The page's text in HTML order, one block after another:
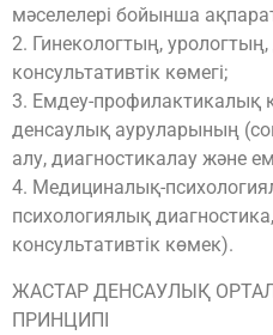
мәселелері бойынша
2. Гинекологтың,
консультативтік көмегі;
3. Емдеу-профилактикалық
денсаулық ауруларының
алу, диагностикалау және
4. Медициналық-
психологиялық
консультативтік көмек).
ЖАСТАР ДЕНСАУЛЫҚ
ПРИНЦИПІ